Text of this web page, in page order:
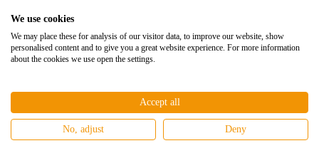
Dempers & Katalysatoren
Carter Ontluchting
Hitte Bescherming
Bougies
Brandblus Systeem
Carburateur & Inlaat delen
Banden & Velgen
We use cookies
We may place these for analysis of our visitor data, to improve our website, show
personalised content and to give you a great website experience. For more information
about the cookies we use open the settings.
Accept all
No, adjust Deny